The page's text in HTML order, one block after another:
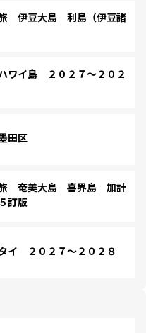
伊豆大島 利島（伊豆諸
イ島 ２０２７～２０２
田区
奄美大島 喜界島 加計
訂版
２０２７～２０２８